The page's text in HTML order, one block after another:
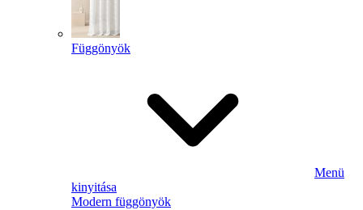
Függönyök
Menü
kinyitása
Modern függönyök